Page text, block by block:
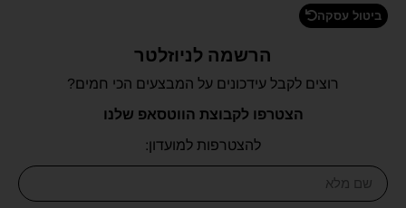
ביטול עסקה
הרשמה לניוזלטר
רוצים לקבל עידכונים על המבצעים הכי חמים?
הצטרפו לקבוצת הווטסאפ שלנו
להצטרפות למועדון: